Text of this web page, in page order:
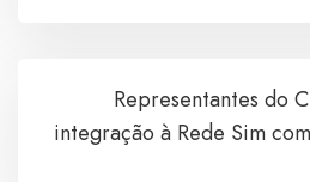
Representantes do
integração à Rede Sim